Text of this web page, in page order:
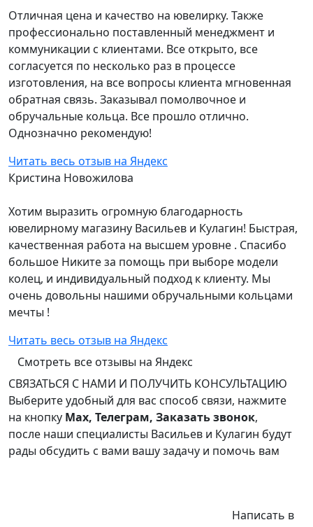
Отличная цена и качество на ювелирку. Также
профессионально поставленный менеджмент и
коммуникации с клиентами. Все открыто, все
согласуется по несколько раз в процессе
изготовления, на все вопросы клиента мгновенная
обратная связь. Заказывал помолвочное и
обручальные кольца. Все прошло отлично.
Однозначно рекомендую!
Читать весь отзыв на Яндекс
Кристина Новожилова
Хотим выразить огромную благодарность
ювелирному магазину Васильев и Кулагин! Быстрая,
качественная работа на высшем уровне . Спасибо
большое Никите за помощь при выборе модели
колец, и индивидуальный подход к клиенту. Мы
очень довольны нашими обручальными кольцами
мечты !
Читать весь отзыв на Яндекс
Смотреть все отзывы на Яндекс
СВЯЗАТЬСЯ С НАМИ И ПОЛУЧИТЬ КОНСУЛЬТАЦИЮ
Выберите удобный для вас способ связи, нажмите
на кнопку Max, Телеграм, Заказать звонок,
после наши специалисты Васильев и Кулагин будут
рады обсудить с вами вашу задачу и помочь вам
Написать в